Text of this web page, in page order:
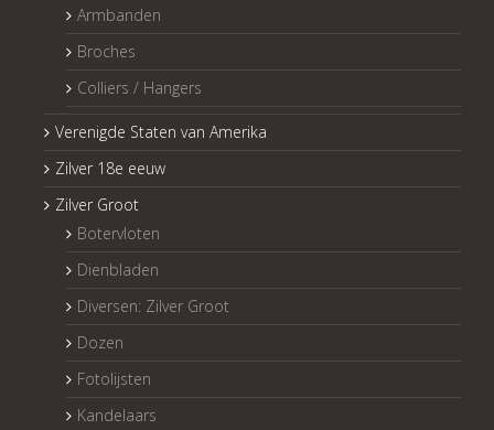
Armbanden
Broches
Colliers / Hangers
Verenigde Staten van Amerika
Zilver 18e eeuw
Zilver Groot
Botervloten
Dienbladen
Diversen: Zilver Groot
Dozen
Fotolijsten
Kandelaars